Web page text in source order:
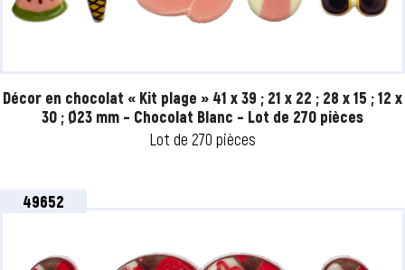
Décor en chocolat « Kit plage » 41 x 39 ; 21 x 22 ; 28 x 15 ; 12 x
30 ; Ø23 mm – Chocolat Blanc – Lot de 270 pièces
Lot de 270 pièces
49652